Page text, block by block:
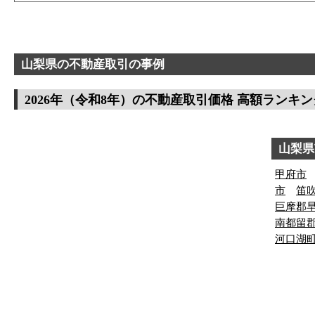
山梨県の不動産取引の事例
2026年（令和8年）の不動産取引価格 高額ランキ
山梨
甲府市
市
笛
巨摩郡
南都留
河口湖